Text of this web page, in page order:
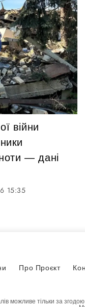
війни
— дані
15:35
Про Проєкт
можливе тільки за